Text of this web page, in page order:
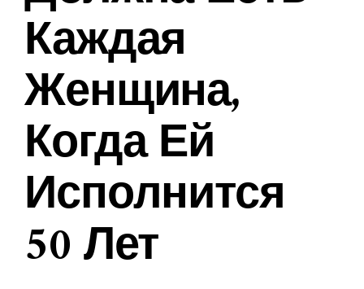
Каждая
Женщина,
Когда Ей
Исполнится
50 Лет